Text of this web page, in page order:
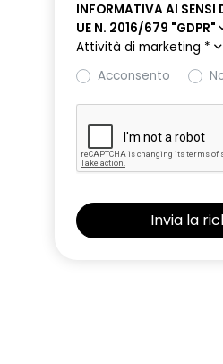
INFORMATIVA AI SENSI
UE N. 2016/679 "GDPR"
Attività di marketing *
Acconsento